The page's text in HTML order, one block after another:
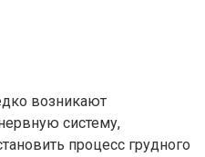
возникают
систему,
процесс грудного